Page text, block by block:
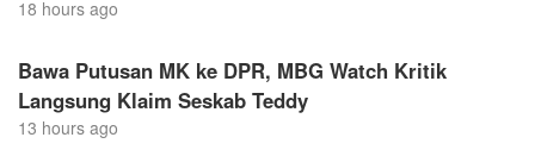
18 hours ago
Bawa Putusan MK ke DPR, MBG Watch Kritik
Langsung Klaim Seskab Teddy
13 hours ago